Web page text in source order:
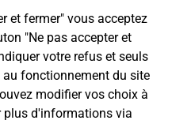
et fermer" vous acceptez
"Ne pas accepter et
votre refus et seuls
au fonctionnement du site
modifier vos choix à
d'informations via
est valable le
bateau